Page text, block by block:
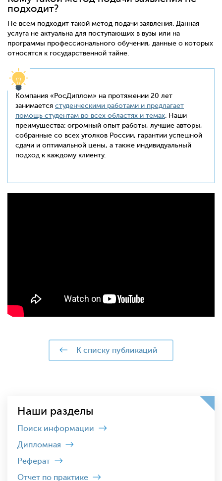
подходит?
Не всем подходит такой метод подачи заявления. Данная
услуга не актуальна для поступающих в вузы или на
программы профессионального обучения, данные о которых
относятся к государственной тайне.
Компания «РосДиплом» на протяжении 20 лет
занимается студенческими работами и предлагает
помощь студентам во всех областях и темах . Наши
преимущества: огромный опыт работы, лучшие авторы,
собранные со всех уголков России, гарантии успешной
сдачи и оптимальной цены, а также индивидуальный
подход к каждому клиенту.
к списку публикаций
Наши разделы
Поиск информации
Дипломная
Реферат
Отчет по практике